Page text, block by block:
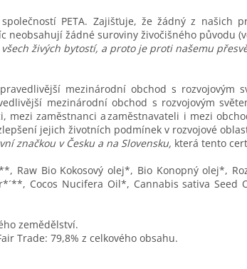
PETA. Zajišťuje, že žádný z našich
neobsahují žádné suroviny živočišného původu
živých bytostí, a proto je proti našemu
mezinárodní obchod s rozvojovým
mezinárodní obchod s rozvojovým
mezi zaměstnanci a zaměstnavateli i mezi
jejich životních podmínek v rozvojové
značkou v Česku a na Slovensku, která tento
Raw Bio Kokosový olej*, Bio Konopný olej*,
Cocos Nucifera Oil*, Cannabis sativa Seed
zemědělství.
Trade: 79,8% z celkového obsahu.